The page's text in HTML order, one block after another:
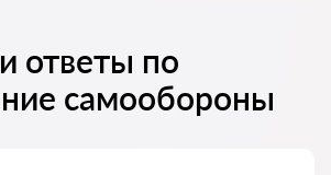
ответы по
самообороны